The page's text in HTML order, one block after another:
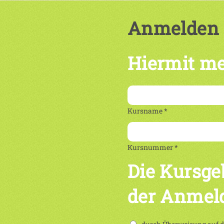
Anmelden
Hiermit
Kursname *
Kursnummer *
Die
der